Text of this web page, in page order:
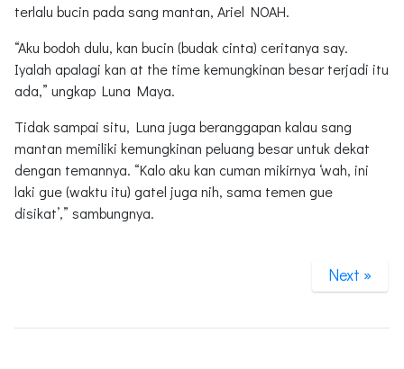
terlalu bucin pada sang mantan, Ariel NOAH.
“Aku bodoh dulu, kan bucin (budak cinta) ceritanya say.
Iyalah apalagi kan at the time kemungkinan besar terjadi itu
ada,” ungkap Luna Maya.
Tidak sampai situ, Luna juga beranggapan kalau sang
mantan memiliki kemungkinan peluang besar untuk dekat
dengan temannya. “Kalo aku kan cuman mikirnya ‘wah, ini
laki gue (waktu itu) gatel juga nih, sama temen gue
disikat’,” sambungnya.
Next »